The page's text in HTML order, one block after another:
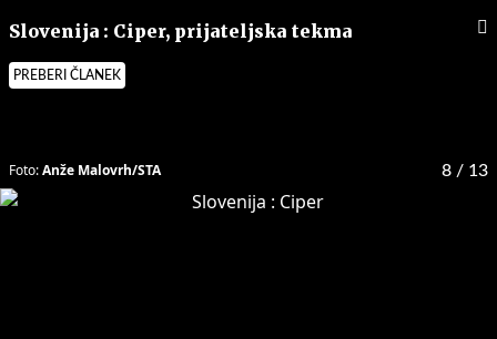
Slovenija : Ciper, prijateljska tekma
PREBERI ČLANEK
8 / 13
Foto:Anže Malovrh/STA